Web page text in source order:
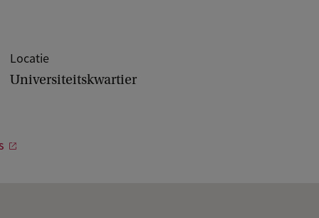
Locatie
Universiteitskwartier